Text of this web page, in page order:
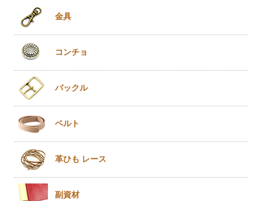
金具
コンチョ
バックル
ベルト
革ひも レース
副資材